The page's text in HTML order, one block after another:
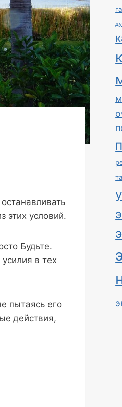
этих условий.
Будьте.
в тех
пытаясь его
действия,